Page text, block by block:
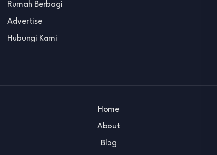
Rumah Berbagi
Advertise
Hubungi Kami
Home
About
Blog